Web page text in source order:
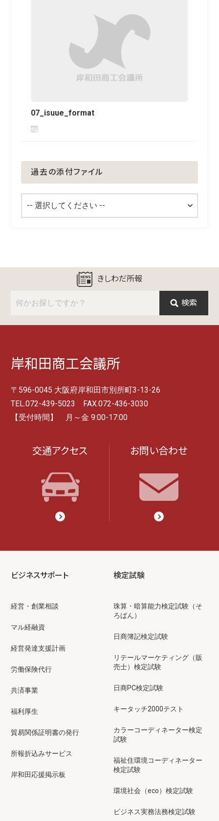
07_isuue_format
過去の添付ファイル
きしわだ所報
検索
岸和田商工会議所
〒596-0045 大阪府岸和田市別所町3-13-26
TEL.072-439-5023 FAX.072-436-3030
【受付時間】 月～金 9:00-17:00
交通アクセス お問い合わせ
ビジネスサポート
経営・創業相談
マル経融資
経営発達支援計画
労働保険代行
共済事業
福利厚生
貿易関係証明書の発行
所報折込みサービス
岸和田応援掲示板
検定試験
珠算・暗算能力検定試験（そ
ろばん）
日商簿記検定試験
リテールマーケティング（販
売士）検定試験
日商PC検定試験
キータッチ2000テスト
カラーコーディネーター検定
試験
福祉住環境コーディネーター
検定試験
環境社会（eco）検定試験
ビジネス実務法務検定試験